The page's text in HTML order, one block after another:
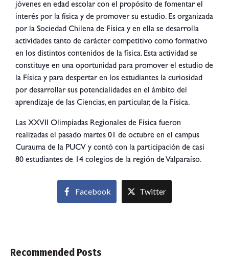
jóvenes en edad escolar con el propósito de fomentar el
interés por la física y de promover su estudio. Es organizada
por la Sociedad Chilena de Física y en ella se desarrolla
actividades tanto de carácter competitivo como formativo
en los distintos contenidos de la física. Esta actividad se
constituye en una oportunidad para promover el estudio de
la Física y para despertar en los estudiantes la curiosidad
por desarrollar sus potencialidades en el ámbito del
aprendizaje de las Ciencias, en particular, de la Física.
Las XXVII Olimpíadas Regionales de Física fueron
realizadas el pasado martes 01 de octubre en el campus
Curauma de la PUCV y contó con la participación de casi
80 estudiantes de 14 colegios de la región de Valparaíso.
Facebook Twitter
Recommended Posts